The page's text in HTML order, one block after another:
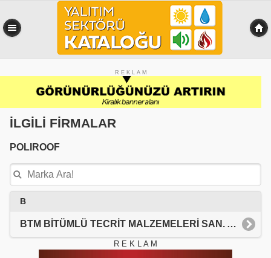
R E K L A M
İLGİLİ FİRMALAR
POLIROOF
B
BTM BİTÜMLÜ TECRİT MALZEMELERİ SAN. A.Ş.
R E K L A M